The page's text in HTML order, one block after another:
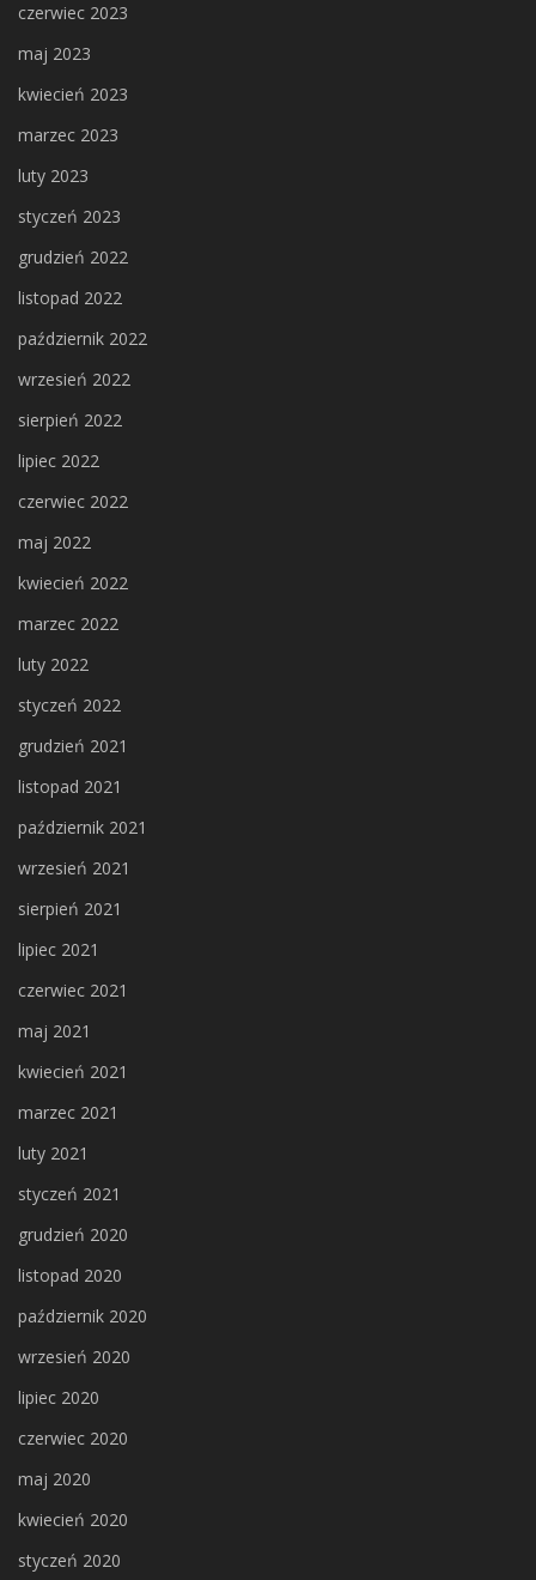
czerwiec 2023
maj 2023
kwiecień 2023
marzec 2023
luty 2023
styczeń 2023
grudzień 2022
listopad 2022
październik 2022
wrzesień 2022
sierpień 2022
lipiec 2022
czerwiec 2022
maj 2022
kwiecień 2022
marzec 2022
luty 2022
styczeń 2022
grudzień 2021
listopad 2021
październik 2021
wrzesień 2021
sierpień 2021
lipiec 2021
czerwiec 2021
maj 2021
kwiecień 2021
marzec 2021
luty 2021
styczeń 2021
grudzień 2020
listopad 2020
październik 2020
wrzesień 2020
lipiec 2020
czerwiec 2020
maj 2020
kwiecień 2020
styczeń 2020